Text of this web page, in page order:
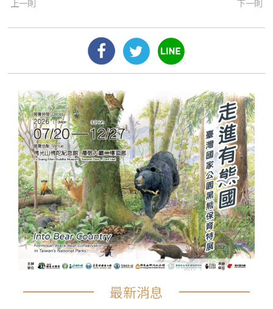
上一則 下一則
最新消息